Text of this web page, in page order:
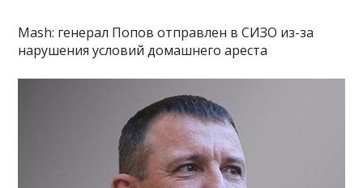
Mash: генерал Попов отправлен в СИЗО из-за
нарушения условий домашнего ареста